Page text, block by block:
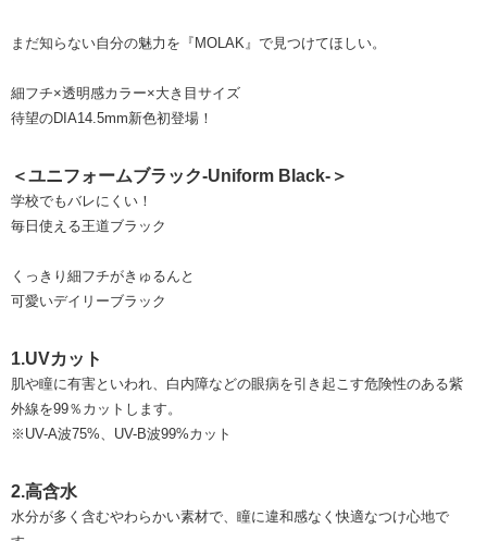
まだ知らない自分の魅力を『MOLAK』で見つけてほしい。
細フチ×透明感カラー×大き目サイズ
待望のDIA14.5mm新色初登場！
＜ユニフォームブラック-Uniform Black-＞
学校でもバレにくい！
毎日使える王道ブラック
くっきり細フチがきゅるんと
可愛いデイリーブラック
1.UVカット
肌や瞳に有害といわれ、白内障などの眼病を引き起こす危険性のある紫
外線を99％カットします。
※UV-A波75%、UV-B波99%カット
2.高含水
水分が多く含むやわらかい素材で、瞳に違和感なく快適なつけ心地で